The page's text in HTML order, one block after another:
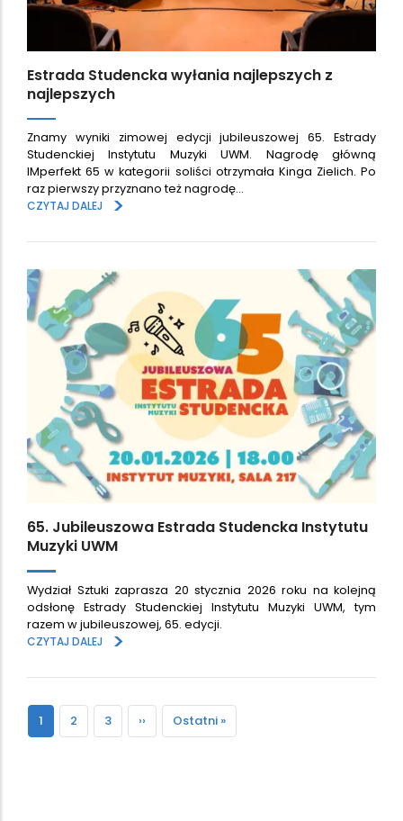
Estrada Studencka wyłania najlepszych z
najlepszych
Znamy wyniki zimowej edycji jubileuszowej 65. Estrady
Studenckiej Instytutu Muzyki UWM. Nagrodę główną
IMperfekt 65 w kategorii soliści otrzymała Kinga Zielich. Po
raz pierwszy przyznano też nagrodę…
CZYTAJ DALEJ
>
65. Jubileuszowa Estrada Studencka Instytutu
Muzyki UWM
Wydział Sztuki zaprasza 20 stycznia 2026 roku na kolejną
odsłonę Estrady Studenckiej Instytutu Muzyki UWM, tym
razem w jubileuszowej, 65. edycji.
CZYTAJ DALEJ
>
Paginacja
Bieżąca
1 Strona
2 Strona
3
Następna
››
Ostatnia
Ostatni »